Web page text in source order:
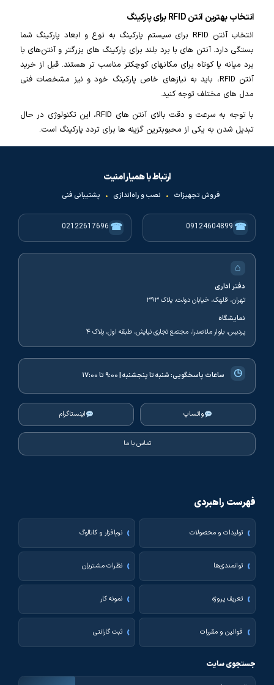
انتخاب بهترین آنتن RFID برای پارکینگ
انتخاب آنتن RFID برای سیستم پارکینگ به نوع و ابعاد پارکینگ شما
بستگی دارد. آنتن های با برد بلند برای پارکینگ های بزرگتر و آنتن‌های با
برد میانه یا کوتاه برای مکانهای کوچکتر مناسب تر هستند. قبل از خرید
آنتن RFID، باید به نیازهای خاص پارکینگ خود و نیز مشخصات فنی
مدل های مختلف توجه کنید.
با توجه به سرعت و دقت بالای آنتن های RFID، این تکنولوژی در حال
تبدیل شدن به یکی از محبوبترین گزینه ها برای تردد پارکینگ است.
ارتباط با همیار امنیت
فروش تجهیزات • نصب و راه‌اندازی • پشتیبانی فنی
☎
09124604899
☎
02122617696
⌂
دفتر اداری
تهران، قلهک، خیابان دولت، پلاک ۳۹۳
نمایشگاه
پردیس، بلوار ملاصدرا، مجتمع تجاری نیایش، طبقه اول، پلاک ۴
◷ ساعات پاسخگویی:شنبه تا پنجشنبه | ۹:۰۰ تا ۱۷:۰۰
واتساپ اینستاگرام
تماس با ما
فهرست راهبردی
تولیدات و محصولات نرم‌افزار و کاتالوگ
توانمندی‌ها نظرات مشتریان
تعریف پروژه نمونه کار
قوانین و مقررات ثبت گارانتی
جستجوی سایت